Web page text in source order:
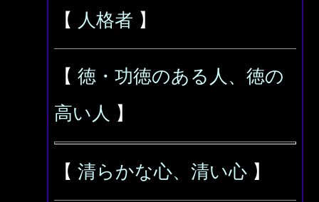
【 人格者 】
【 徳・功徳のある人、徳の
高い人 】
【 清らかな心、清い心 】